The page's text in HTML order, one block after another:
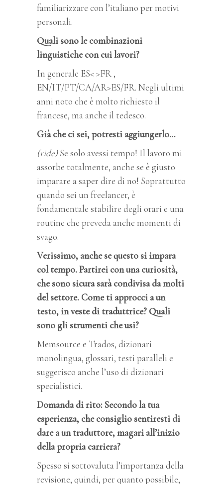
familiarizzare con l’italiano per motivi
personali.
Quali sono le combinazioni
linguistiche con cui lavori?
In generale ES< >FR ,
EN/IT/PT/CA/AR>ES/FR. Negli ultimi
anni noto che è molto richiesto il
francese, ma anche il tedesco.
Già che ci sei, potresti aggiungerlo…
(ride)Se solo avessi tempo! Il lavoro mi
assorbe totalmente, anche se è giusto
imparare a saper dire di no! Soprattutto
quando sei un freelancer, è
fondamentale stabilire degli orari e una
routine che preveda anche momenti di
svago.
Verissimo, anche se questo si impara
col tempo. Partirei con una curiosità,
che sono sicura sarà condivisa da molti
del settore. Come ti approcci a un
testo, in veste di traduttrice? Quali
sono gli strumenti che usi?
Memsource e Trados, dizionari
monolingua, glossari, testi paralleli e
suggerisco anche l’uso di dizionari
specialistici.
Domanda di rito: Secondo la tua
esperienza, che consiglio sentiresti di
dare a un traduttore, magari all’inizio
della propria carriera?
Spesso si sottovaluta l’importanza della
revisione, quindi, per quanto possibile,